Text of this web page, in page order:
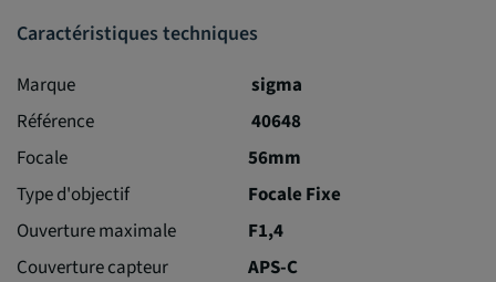
Caractéristiques techniques
Marque
sigma
Référence
40648
Focale
56mm
Type d'objectif
Focale Fixe
Ouverture maximale
F1,4
Couverture capteur
APS-C